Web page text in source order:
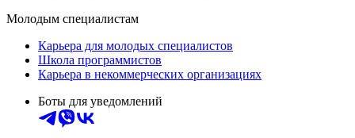
Молодым специалистам
Карьера для молодых специалистов
Школа программистов
Карьера в некоммерческих организациях
Боты для уведомлений